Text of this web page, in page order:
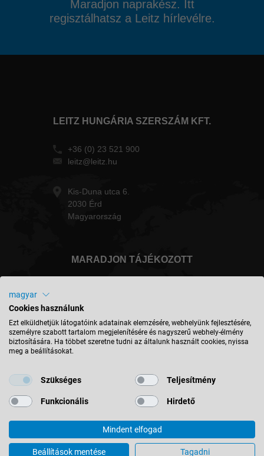
Maradjon naprakész. Itt
regisztálhatsz a Leitz hírlevélre.
LEITZ HUNGÁRIA SZERSZÁM KFT.
+36 (0) 23 521 900
leitz@leitz.hu
Kis-Duna utca 6.
2030 Érd
Magyarország
MARADJON TÁJÉKOZOTT
Magyarország - magyar
© 2026 Leitz GmbH & Co. KG
Impresszum
Kapcsolat Adatvédelem ÁSZF
magyar
Cookies használunk
Ezt elküldhetjük látogatóink adatainak elemzésére, webhelyünk fejlesztésére,
személyre szabott tartalom megjelenítésére és nagyszerű webhely-élmény
biztosítására. Ha többet szeretne tudni az általunk használt cookies, nyissa
meg a beállításokat.
Szükséges Teljesítmény
Funkcionális Hirdető
Mindent elfogad
Beállítások mentése Tagadni